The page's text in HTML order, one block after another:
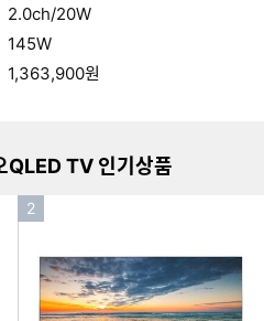
2.0ch/20W
145W
1,363,900원
QLED TV 인기상품
인
순
2